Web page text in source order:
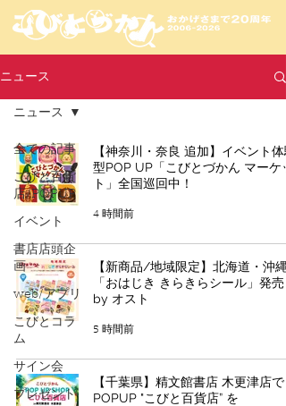
ニュース
全ての記事
こびと百貨
店/POPUP
イベント
書店店頭企
画
web/アプリ
こびとコラ
ム
サイン会
プレゼント
ニュース
【神奈川・奈良 追加】イベント体
型POP UP「こびとづかん マーケッ
ト」全国巡回中！
4 時間前
【新商品/地域限定】北海道・沖縄
「おはじき きらきらシール」発売
by オスト
5 時間前
【千葉県】精文館書店 木更津店で
POPUP "こびと百貨店” を